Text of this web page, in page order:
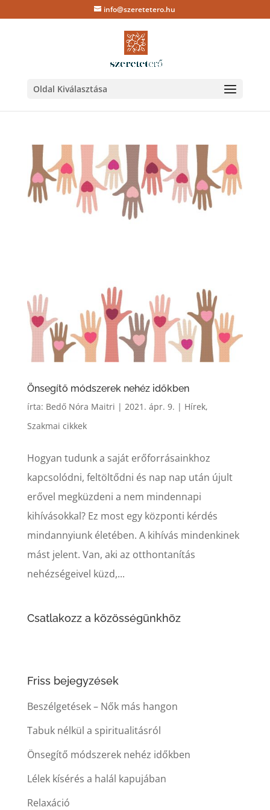
info@szeretetero.hu
Oldal Kiválasztása
Önsegítő módszerek nehéz időkben
írta: Bedő Nóra Maitri | 2021. ápr. 9. | Hírek,
Szakmai cikkek
Hogyan tudunk a saját erőforrásainkhoz
kapcsolódni, feltöltődni és nap nap után újult
erővel megküzdeni a nem mindennapi
kihívásokkal? Ez most egy központi kérdés
mindannyiunk életében. A kihívás mindenkinek
mást jelent. Van, aki az otthontanítás
nehézségeivel küzd,...
Csatlakozz a közösségünkhöz
Friss bejegyzések
Beszélgetések – Nők más hangon
Tabuk nélkül a spiritualitásról
Önsegítő módszerek nehéz időkben
Lélek kísérés a halál kapujában
Relaxáció